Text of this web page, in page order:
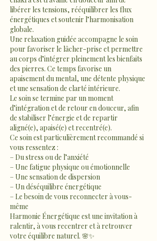
libérer les tensions, rééquilibrer les flux
énergétiques et soutenir l’harmonisation
globale.
Une relaxation guidée accompagne le soin
pour favoriser le lâcher-prise et permettre
au corps d’intégrer pleinement les bienfaits
des pierres. Ce temps favorise un
apaisement du mental, une détente physique
et une sensation de clarté intérieure.
Le soin se termine par un moment
d’intégration et de retour en douceur, afin
de stabiliser l’énergie et de repartir
aligné(e), apaisé(e) et recentré(e).
Ce soin est particulièrement recommandé si
vous ressentez :
– Du stress ou de l’anxiété
– Une fatigue physique ou émotionnelle
– Une sensation de dispersion
– Un déséquilibre énergétique
– Le besoin de vous reconnecter à vous-
même
Harmonie Énergétique est une invitation à
ralentir, à vous recentrer et à retrouver
votre équilibre naturel. 🌸✨